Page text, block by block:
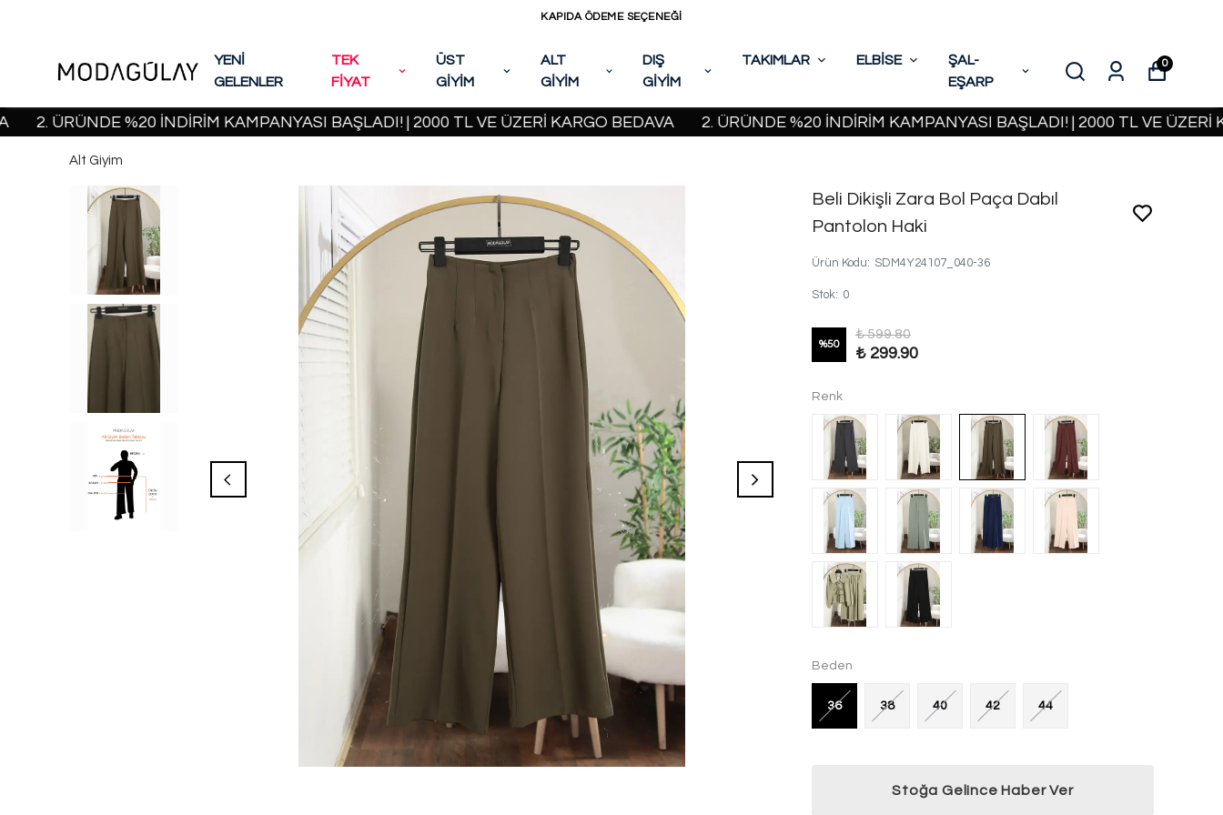
KAPIDA ÖDEME SEÇENEĞİ
YENİ
GELENLER
TEK
FİYAT
ÜST
GİYİM
ALT
GİYİM
DIŞ
GİYİM
TAKIMLAR ELBİSE
ŞAL-
EŞARP
0
%20 İNDİRİM KAMPANYASI BAŞLADI! | 2000 TL VE ÜZERİ KARGO BEDAVA 2. ÜRÜNDE %20 İNDİRİM KAMPANYASI BAŞLADI! | 2000 TL VE ÜZERİ KARGO
Alt Giyim
Beli Dikişli Zara Bol Paça Dabıl
Pantolon Haki
Ürün Kodu: SDM4Y24107_040-36
Stok: 0
%50
₺ 599.80
₺ 299.90
Renk
Beden
36 38 40 42 44
Stoğa Gelince Haber Ver